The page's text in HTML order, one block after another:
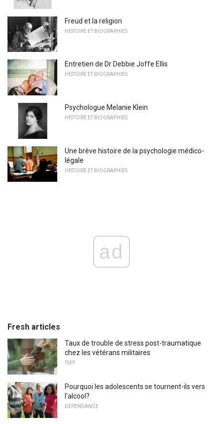
Freud et la religion
HISTOIRE ET BIOGRAPHIES
Entretien de Dr Debbie Joffe Ellis
HISTOIRE ET BIOGRAPHIES
Psychologue Melanie Klein
HISTOIRE ET BIOGRAPHIES
Une brève histoire de la psychologie médico-
légale
HISTOIRE ET BIOGRAPHIES
ad
Fresh articles
Taux de trouble de stress post-traumatique
chez les vétérans militaires
TSPT
Pourquoi les adolescents se tournent-ils vers
l'alcool?
DÉPENDANCE